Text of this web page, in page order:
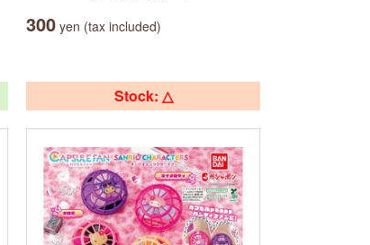
300 yen (tax included)
Stock: △